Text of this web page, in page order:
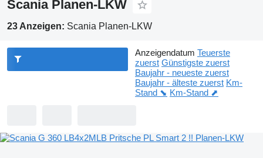
Scania Planen-LKW
23 Anzeigen: Scania Planen-LKW
Anzeigendatum Teuerste
zuerst Günstigste zuerst
Baujahr - neueste zuerst
Baujahr - älteste zuerst Km-
Stand ⬊ Km-Stand ⬈